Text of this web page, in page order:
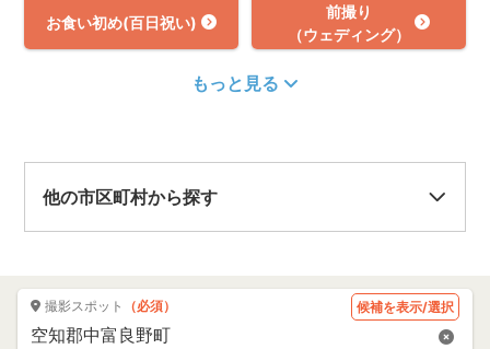
お食い初め(百日祝い)
前撮り
（ウェディング）
もっと見る
他の市区町村から探す
撮影スポット （必須） 候補を表示/選択